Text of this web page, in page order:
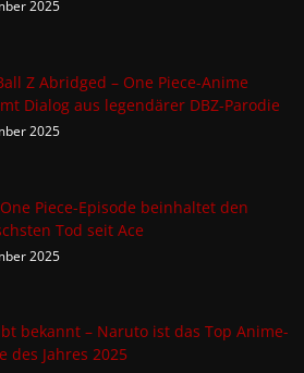
2025
Z Abridged – One Piece-Anime
Dialog aus legendärer DBZ-Parodie
2025
Piece-Episode beinhaltet den
Tod seit Ace
2025
bekannt – Naruto ist das Top Anime-
des Jahres 2025